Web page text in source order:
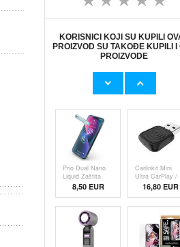
KORISNICI KOJI SU KUPILI
PROIZVOD SU TAKOĐE KUPILI I
PROIZVODE
Originalni Apple
Originalni Apple
Prio Dual Nano
Liquid Zaštita
8,50 EUR
Carlinkit Mini
Ultra CarPlay /
16,80 EUR